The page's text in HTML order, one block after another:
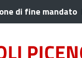
di fine mandato